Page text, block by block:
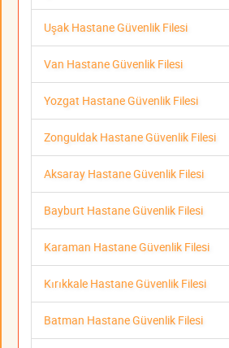
Uşak Hastane Güvenlik Filesi
Van Hastane Güvenlik Filesi
Yozgat Hastane Güvenlik Filesi
Zonguldak Hastane Güvenlik Filesi
Aksaray Hastane Güvenlik Filesi
Bayburt Hastane Güvenlik Filesi
Karaman Hastane Güvenlik Filesi
Kırıkkale Hastane Güvenlik Filesi
Batman Hastane Güvenlik Filesi